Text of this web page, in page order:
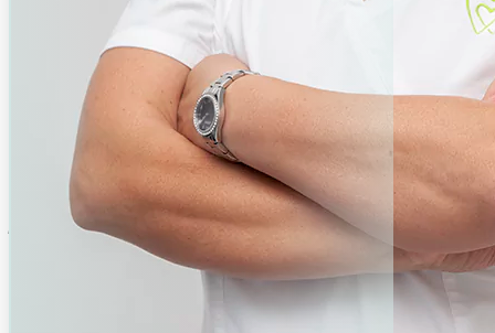
MOLNÁR
Fogászati asszisztens